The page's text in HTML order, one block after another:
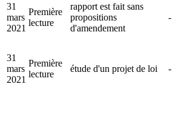
31
mars
2021
Première
lecture
rapport est fait sans
propositions
d'amendement
-
31
mars
2021
Première
lecture
étude d'un projet de loi -